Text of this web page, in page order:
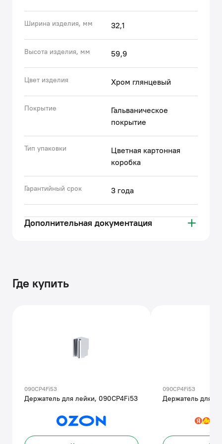
выглядеть как новый (при должном уходе).
окисления и улучшая внешний вид держателя.
Гарантия на душевые аксессуары IDDIS® – 3 года.
(с) Авторский текст, август 2025 г.
Ширина изделия, мм 32,1
Высота изделия, мм 59,9
Цвет изделия Хром глянцевый
Покрытие
Гальваническое
покрытие
Тип упаковки
Цветная картонная
коробка
Гарантийный срок 3 года
Дополнительная документация
Где купить
090CP4Fi53
Держатель для лейки, 090CP4Fi53
090CP4Fi53
Держатель для